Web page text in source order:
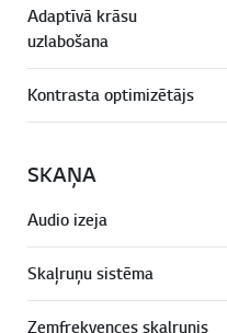
Adaptīvā krāsu
uzlabošana
Kontrasta optimizētājs
SKAŅA
Audio izeja
Skaļruņu sistēma
Zemfrekvences skaļrunis